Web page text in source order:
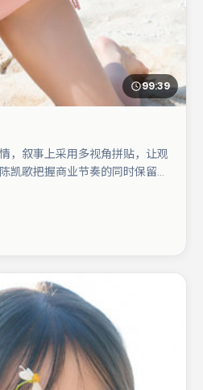
99:39
，叙事上采用多视角拼贴，让观
凯歌把握商业节奏的同时保留人
色动机前后呼应，适合喜欢抠台
、反转有度，值得列入片单。